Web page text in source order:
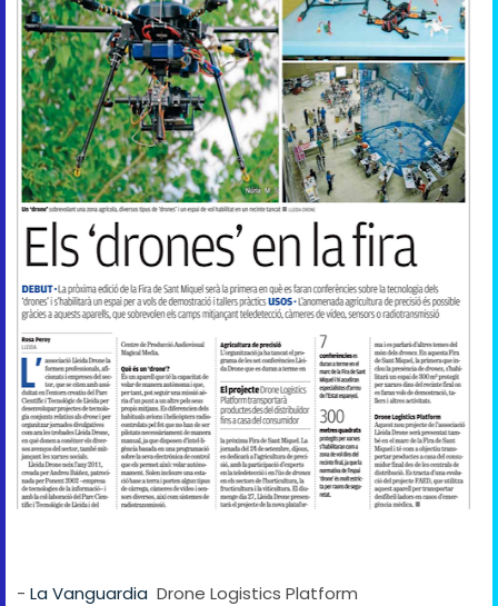
- La Vanguardia Drone Logistics Platform